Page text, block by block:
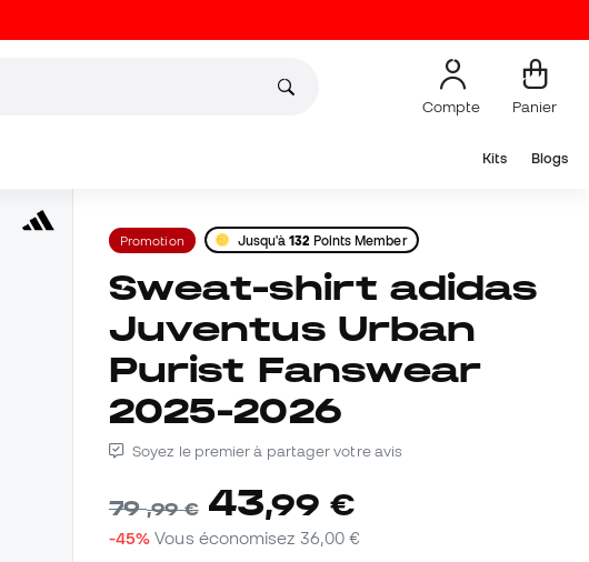
Compte Panier
Kits Blogs
Promotion Jusqu'à132 Points Member
Sweat-shirt adidas
Juventus Urban
Purist Fanswear
2025-2026
Soyez le premier à partager votre avis
79,99 € 43,99 €
-45% Vous économisez 36,00 €